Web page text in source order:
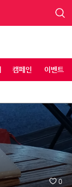
캠페인 이벤트
0